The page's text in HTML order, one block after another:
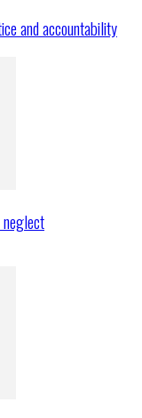
and accountability